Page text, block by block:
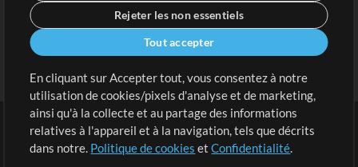
Conditions | Confidentialité |
Rejeter les non essentiels
Tout accepter
En cliquant sur Accepter tout, vous consentez à notre
utilisation de cookies/pixels d'analyse et de marketing,
ainsi qu'à la collecte et au partage des informations
relatives à l'appareil et à la navigation, tels que décrits
dans notre. Politique de cookies etConfidentialité.